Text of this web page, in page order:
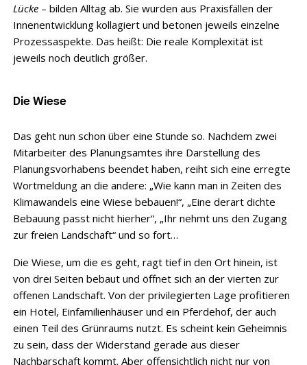
Lücke– bilden Alltag ab. Sie wurden aus Praxisfällen der
Innenentwicklung kollagiert und betonen jeweils einzelne
Prozessaspekte. Das heißt: Die reale Komplexität ist
jeweils noch deutlich größer.
Die Wiese
Das geht nun schon über eine Stunde so. Nachdem zwei
Mitarbeiter des Planungsamtes ihre Darstellung des
Planungsvorhabens beendet haben, reiht sich eine erregte
Wortmeldung an die andere: „Wie kann man in Zeiten des
Klimawandels eine Wiese bebauen!“, „Eine derart dichte
Bebauung passt nicht hierher“, „Ihr nehmt uns den Zugang
zur freien Landschaft“ und so fort…
Die Wiese, um die es geht, ragt tief in den Ort hinein, ist
von drei Seiten bebaut und öffnet sich an der vierten zur
offenen Landschaft. Von der privilegierten Lage profitieren
ein Hotel, Einfamilienhäuser und ein Pferdehof, der auch
einen Teil des Grünraums nutzt. Es scheint kein Geheimnis
zu sein, dass der Widerstand gerade aus dieser
Nachbarschaft kommt. Aber offensichtlich nicht nur von